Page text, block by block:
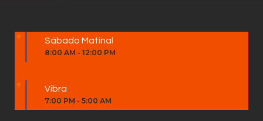
Sábado Matinal
8:00 AM - 12:00 PM
Vibra
7:00 PM - 5:00 AM